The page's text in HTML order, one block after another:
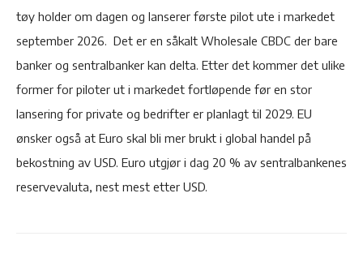
tøy holder om dagen og lanserer første pilot ute i markedet
september 2026. Det er en såkalt Wholesale CBDC der bare
banker og sentralbanker kan delta. Etter det kommer det ulike
former for piloter ut i markedet fortløpende før en stor
lansering for private og bedrifter er planlagt til 2029. EU
ønsker også at Euro skal bli mer brukt i global handel på
bekostning av USD. Euro utgjør i dag 20 % av sentralbankenes
reservevaluta, nest mest etter USD.